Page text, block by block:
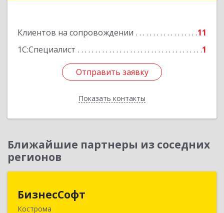
Клиентов на сопровождении
11
1С:Специалист
1
Отправить заявку
Показать контакты
Отправить заявку
Назад
Ближайшие партнеры из соседних
регионов
БизнесСофт
Кострома